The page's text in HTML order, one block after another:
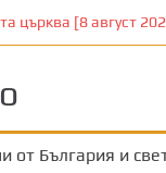
[8 август 2026]
от България и